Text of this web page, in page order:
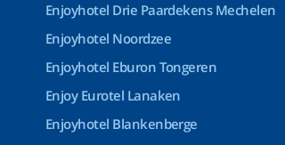
Enjoyhotel Drie Paardekens Mechelen
Enjoyhotel Noordzee
Enjoyhotel Eburon Tongeren
Enjoy Eurotel Lanaken
Enjoyhotel Blankenberge